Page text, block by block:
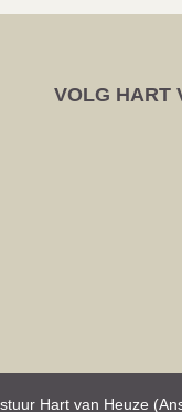
VOLG HART
Hart van Heuze